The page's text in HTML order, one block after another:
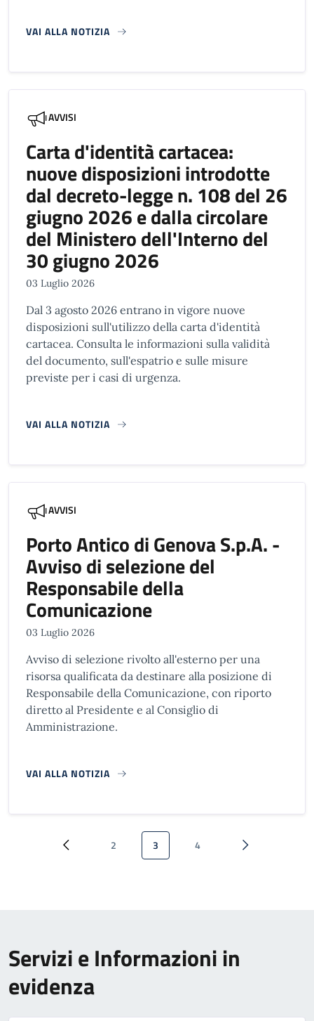
VAI ALLA NOTIZIA
AVVISI
Carta d'identità cartacea:
nuove disposizioni introdotte
dal decreto-legge n. 108 del 26
giugno 2026 e dalla circolare
del Ministero dell'Interno del
30 giugno 2026
03 Luglio 2026
Dal 3 agosto 2026 entrano in vigore nuove
disposizioni sull'utilizzo della carta d'identità
cartacea. Consulta le informazioni sulla validità
del documento, sull'espatrio e sulle misure
previste per i casi di urgenza.
VAI ALLA NOTIZIA
AVVISI
Porto Antico di Genova S.p.A. -
Avviso di selezione del
Responsabile della
Comunicazione
03 Luglio 2026
Avviso di selezione rivolto all'esterno per una
risorsa qualificata da destinare alla posizione di
Responsabile della Comunicazione, con riporto
diretto al Presidente e al Consiglio di
Amministrazione.
VAI ALLA NOTIZIA
Paginazione
Pagina precedente
Pagina
2 Pagina attuale
3 Pagina
4 Pagina
Servizi e Informazioni in
evidenza